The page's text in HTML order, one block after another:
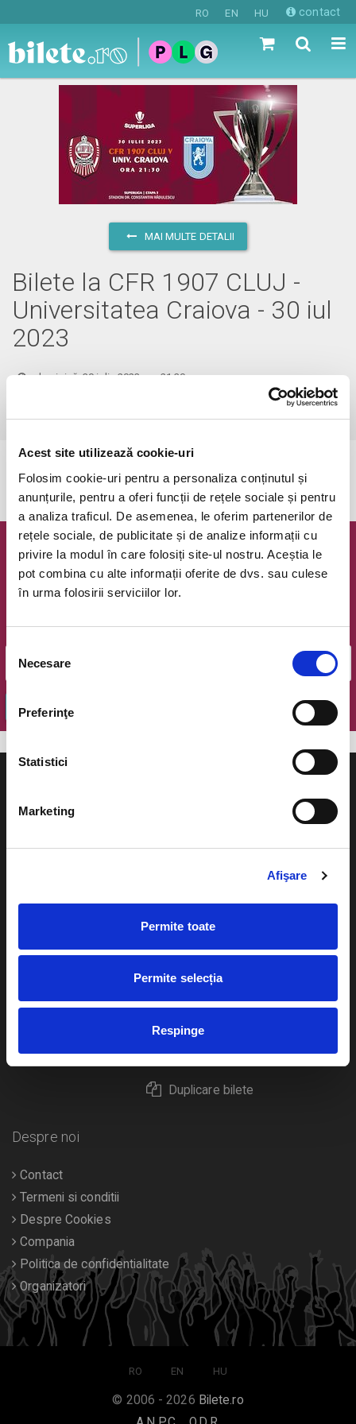
Acest site utilizează cookie-uri
Folosim cookie-uri pentru a personaliza conținutul și
anunțurile, pentru a oferi funcții de rețele sociale și pentru
a analiza traficul. De asemenea, le oferim partenerilor de
rețele sociale, de publicitate și de analize informații cu
privire la modul în care folosiți site-ul nostru. Aceștia le
pot combina cu alte informații oferite de dvs. sau culese
în urma folosirii serviciilor lor.
Selecția
consimțământului
Necesare
Preferinţe
Statistici
Marketing
Afişare
Permite toate
Permite selecția
Respinge
RO EN HU contact
MAI MULTE DETALII
Bilete la CFR 1907 CLUJ -
Universitatea Craiova - 30 iul
2023
duminică, 30 iulie 2023 ora 21:30
Cluj-Napoca, Stadionul Dr. Constantin Radulescu - CFR Cluj
Newsletter @ Bilete.ro
Oferte exclusive si o editie saptamanala cu cele mai noi
OK
Ajutor
Plata online sau cash
eBilet printat acasa
Livrare prin curier
Duplicare bilete
Evenimente
Concerte si
Sport
Despre noi
Contact
Termeni si conditii
Despre Cookies
Compania
Politica de confidentialitate
Organizatori
RO EN HU
© 2006 - 2026 Bilete.ro